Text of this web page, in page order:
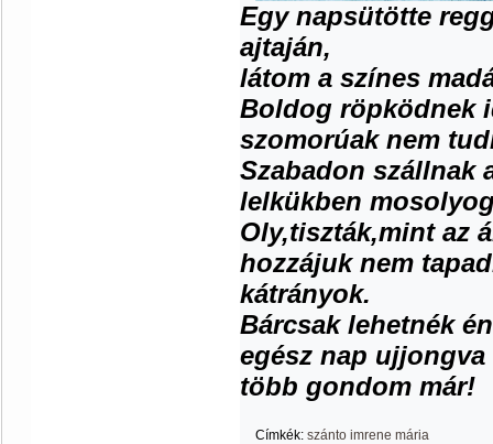
Egy napsütötte
ajtaján,
látom a színes
Boldog röpködnek
szomorúak nem
Szabadon szállnak
lelkükben
Oly,tiszták,mint az
hozzájuk nem
kátrányok.
Bárcsak lehetnék
egész nap
több gondom már!
Címkék: szánto imrene mária